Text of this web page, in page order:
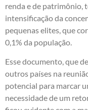
renda e de patrimônio,
intensificação da
pequenas elites, que
0,1% da população.
Esse documento, que
outros países na
potencial para marcar
necessidade de um